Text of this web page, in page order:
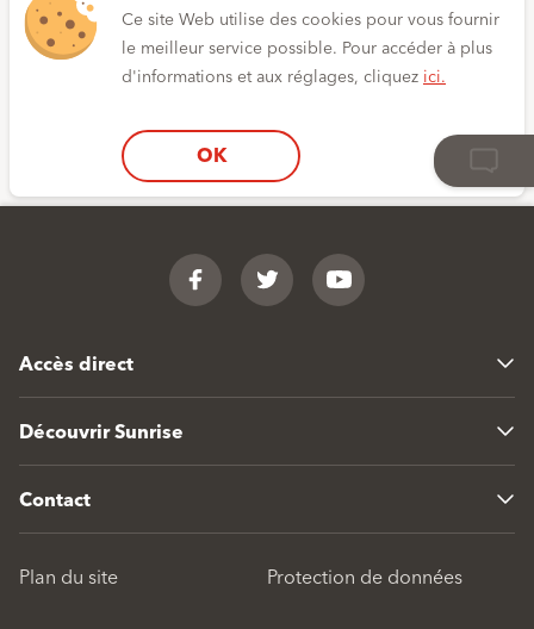
Ce site Web utilise des cookies pour vous fournir
le meilleur service possible. Pour accéder à plus
d'informations et aux réglages, cliquez ici.
OK
Accès direct
Découvrir Sunrise
Contact
FacebookTwitter YouTube
Plan du site Protection de données